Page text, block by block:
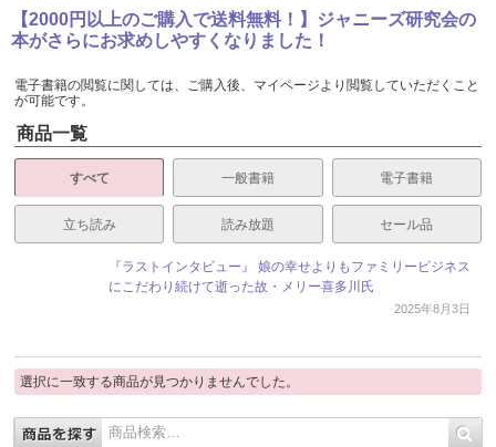
【2000円以上のご購入で送料無料！】ジャニーズ研究会の
本がさらにお求めしやすくなりました！
電子書籍の閲覧に関しては、ご購入後、マイページより閲覧していただくこと
が可能です。
商品一覧
すべて 一般書籍 電子書籍
立ち読み 読み放題 セール品
『ラストインタビュー』 娘の幸せよりもファミリービジネス
にこだわり続けて逝った故・メリー喜多川氏
2025年8月3日
選択に一致する商品が見つかりませんでした。